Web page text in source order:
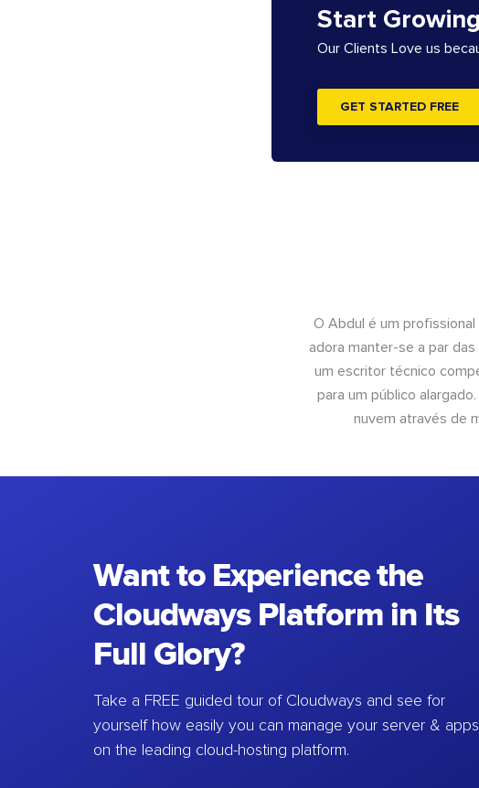
Start
Our Clients Love us
GET STARTED FREE
O Abdul é um
adora manter-se a par
um escritor técnico
para um público
nuvem através de
Want to Experience the
Cloudways Platform in Its
Full Glory?
Take a FREE guided tour of Cloudways and see for
yourself how easily you can manage your server & apps
on the leading cloud-hosting platform.